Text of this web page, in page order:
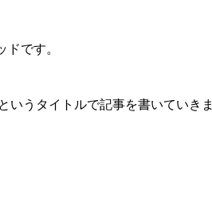
です。
いうタイトルで記事を書いていきま